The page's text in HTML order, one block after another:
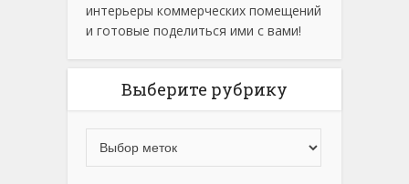
интерьеры коммерческих помещений
и готовые поделиться ими с вами!
Выберите рубрику